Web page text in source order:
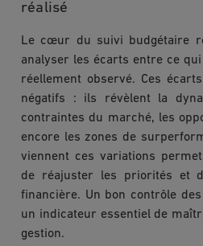
réalisé
Le cœur du suivi budgétaire
analyser les écarts entre ce
réellement observé. Ces
négatifs : ils révèlent la
contraintes du marché, les
encore les zones de
viennent ces variations
de réajuster les priorités et
financière. Un bon contrôle
un indicateur essentiel de
gestion.